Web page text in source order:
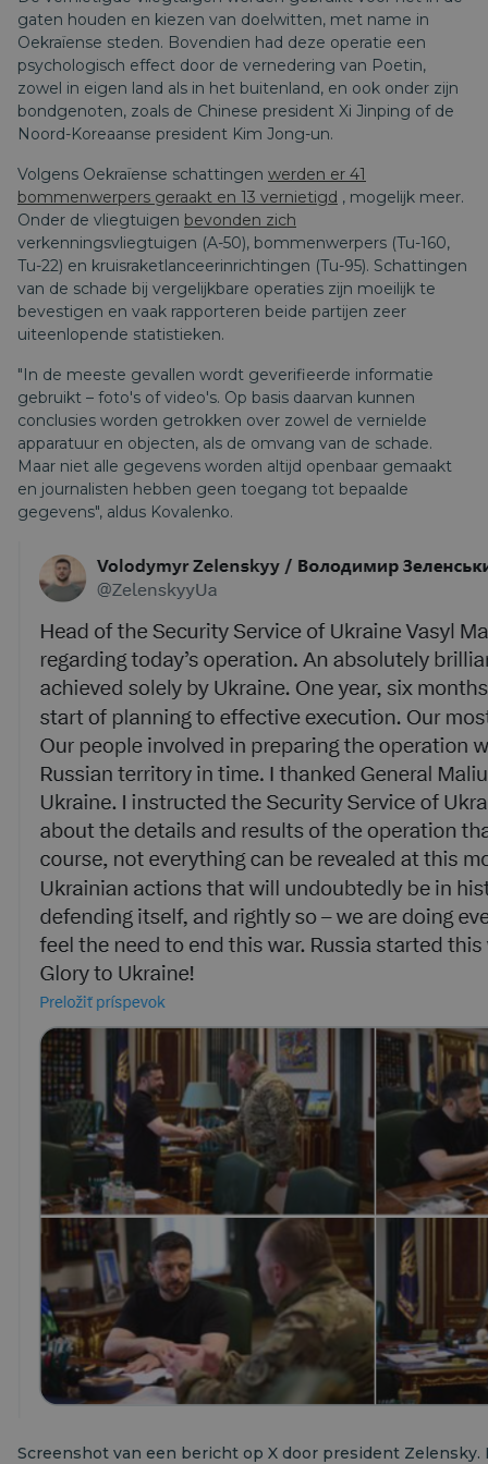
gaten houden en kiezen van doelwitten, met name in
Oekraïense steden. Bovendien had deze operatie een
psychologisch effect door de vernedering van Poetin,
zowel in eigen land als in het buitenland, en ook onder zijn
bondgenoten, zoals de Chinese president Xi Jinping of de
Noord-Koreaanse president Kim Jong-un.
Volgens Oekraïense schattingen werden er 41
bommenwerpers geraakt en 13 vernietigd , mogelijk meer.
Onder de vliegtuigen bevonden zich
verkenningsvliegtuigen (A-50), bommenwerpers (Tu-160,
Tu-22) en kruisraketlanceerinrichtingen (Tu-95). Schattingen
van de schade bij vergelijkbare operaties zijn moeilijk te
bevestigen en vaak rapporteren beide partijen zeer
uiteenlopende statistieken.
"In de meeste gevallen wordt geverifieerde informatie
gebruikt – foto's of video's. Op basis daarvan kunnen
conclusies worden getrokken over zowel de vernielde
apparatuur en objecten, als de omvang van de schade.
Maar niet alle gegevens worden altijd openbaar gemaakt
en journalisten hebben geen toegang tot bepaalde
gegevens", aldus Kovalenko.
Screenshot van een bericht op X door president Zelensky.